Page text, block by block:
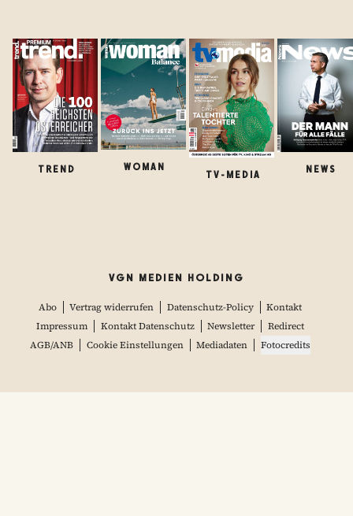
TREND WOMAN
TV-MEDIA
NEWS
VGN MEDIEN HOLDING
Abo Vertrag widerrufen Datenschutz-Policy
Kontakt
Impressum
Kontakt Datenschutz Newsletter
Redirect
AGB/ANB
Cookie Einstellungen Mediadaten Fotocredits